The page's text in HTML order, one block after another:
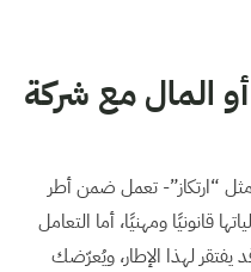
المال مع شركة
“ارتكاز”- تعمل ضمن أطر
قانونيًا ومهنيًا، أما التعامل
لهذا الإطار، ويُعرّضك